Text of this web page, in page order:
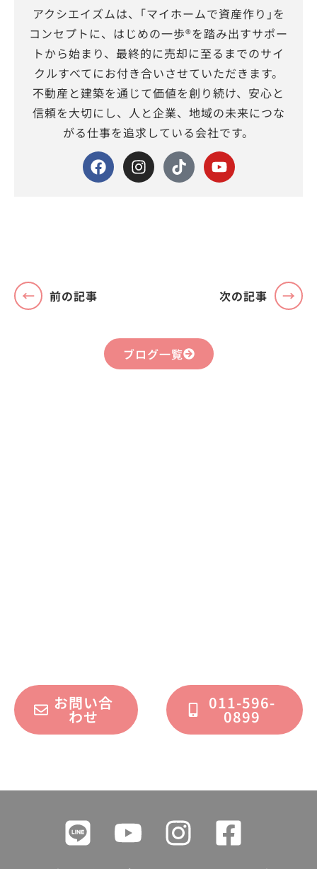
アクシエイズムは、｢マイホームで資産作り｣を
コンセプトに、はじめの一歩®を踏み出すサポー
トから始まり、最終的に売却に至るまでのサイ
クルすべてにお付き合いさせていただきます。
不動産と建築を通じて価値を創り続け、安心と
信頼を大切にし、人と企業、地域の未来につな
がる仕事を追求している会社です。
前の記事 次の記事
ブログ一覧
お問い合
わせ
011-596-
0899